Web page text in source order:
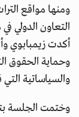
ومنها مواقع
التعاون الدولي
أكدت زيمبابوي
وحماية الحقوق
والسياساتية التي
وختمت الجلسة